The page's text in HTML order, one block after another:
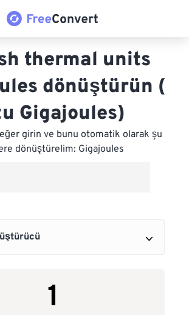
thermal units
dönüştürün (
Gigajoules)
girin ve bunu otomatik olarak şu
dönüştürelim: Gigajoules